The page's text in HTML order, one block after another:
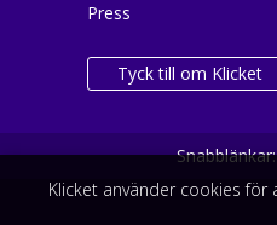
Press
Tyck till om Klicket
Klicket använder cookies